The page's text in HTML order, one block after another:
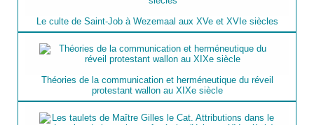
Le culte de Saint-Job à Wezemaal aux XVe et XVIe siècles
Théories de la communication et herméneutique du réveil
protestant wallon au XIXe siècle